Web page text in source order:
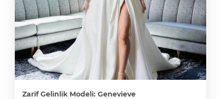
Zarif Gelinlik Modeli: Genevieve